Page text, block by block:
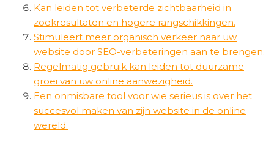
Kan leiden tot verbeterde zichtbaarheid in
zoekresultaten en hogere rangschikkingen.
Stimuleert meer organisch verkeer naar uw
website door SEO-verbeteringen aan te brengen.
Regelmatig gebruik kan leiden tot duurzame
groei van uw online aanwezigheid.
Een onmisbare tool voor wie serieus is over het
succesvol maken van zijn website in de online
wereld.